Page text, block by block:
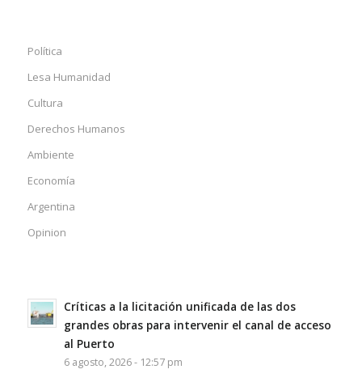
Política
Lesa Humanidad
Cultura
Derechos Humanos
Ambiente
Economía
Argentina
Opinion
Críticas a la licitación unificada de las dos
grandes obras para intervenir el canal de acceso
al Puerto
6 agosto, 2026 - 12:57 pm